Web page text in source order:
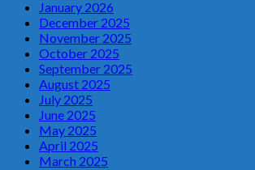
January 2026
December 2025
November 2025
October 2025
September 2025
August 2025
July 2025
June 2025
May 2025
April 2025
March 2025